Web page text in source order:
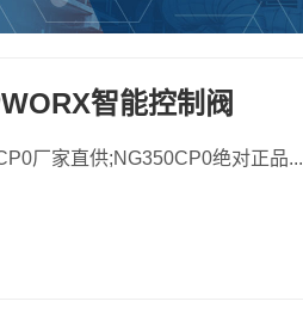
智能控制阀
厂家直供;NG350CP0绝对正品...